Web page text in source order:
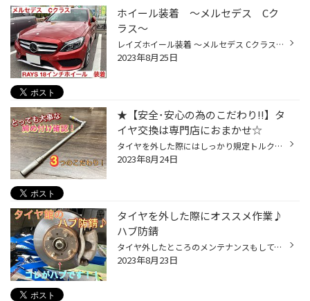
ホイール装着 ～メルセデス Cク
ラス～
レイズホイール装着 ～メルセデス Cクラス～ JR松山駅から車で12分、タイヤ館松山５６の濱田です！ 今回はメルセデスCクラスにレイズホイールを装着しましたのでご紹介します。 今回装着したホイールは、「REYS VERSUS CRAFTCOLLECTION VV21S」になります。 通常のVV21Sは、ラグジュアリーなホイー...
2023年8月25日
★【安全･安心の為のこだわり!!】タ
イヤ交換は専門店におまかせ☆
タイヤを外した際にはしっかり規定トルクで確認を!!! 当店では、タイヤを交換した後 専用工具【トルクレンチ】を使って そのお車に合った規定トルクで 締め付け確認をしています(^^)/ そんなとっても大切な 締め付け確認（トルク）について ご紹介させて頂きます(^^)/ ★目次★ ◎トルクレンチって？ ◎...
2023年8月24日
タイヤを外した際にオススメ作業♪
ハブ防錆
タイヤ外したところのメンテナンスもしてますか？ 当店の人気メニュー！！ ハブのサビ止め皆様はお済でしょうか？ 【ハブ防錆】とは あまり聞きなれない言葉だと 思いますが、実は 定期的なコーティングが必要なんです(^^)/ 今回はハブ防錆について ご紹介させて頂きます♪ ☆目次☆ ◎ハブ防錆って？ ◎...
2023年8月23日